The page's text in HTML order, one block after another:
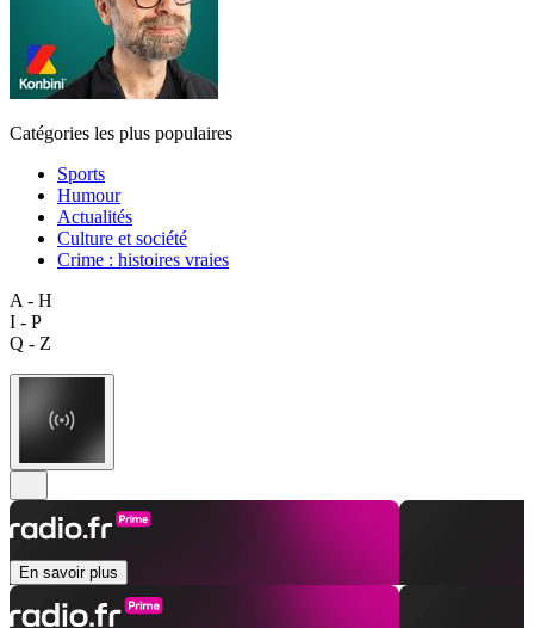
Catégories les plus populaires
Sports
Humour
Actualités
Culture et société
Crime : histoires vraies
A - H
I - P
Q - Z
En savoir plus